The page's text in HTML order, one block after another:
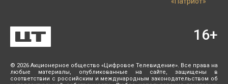
© 2026 Акционерное общество «Цифровое Телевидение». Все права на
любые материалы, опубликованные на сайте, защищены в
соответствии с российским и международным законодательством об
16+